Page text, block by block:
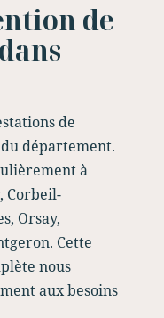
de
de
département.
à
Corbeil-
Orsay,
Cette
nous
aux besoins